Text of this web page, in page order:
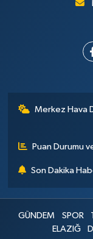
Merkez Hava
Puan Durumu
Son Dakika
GÜNDEM SPOR
ELAZIĞ